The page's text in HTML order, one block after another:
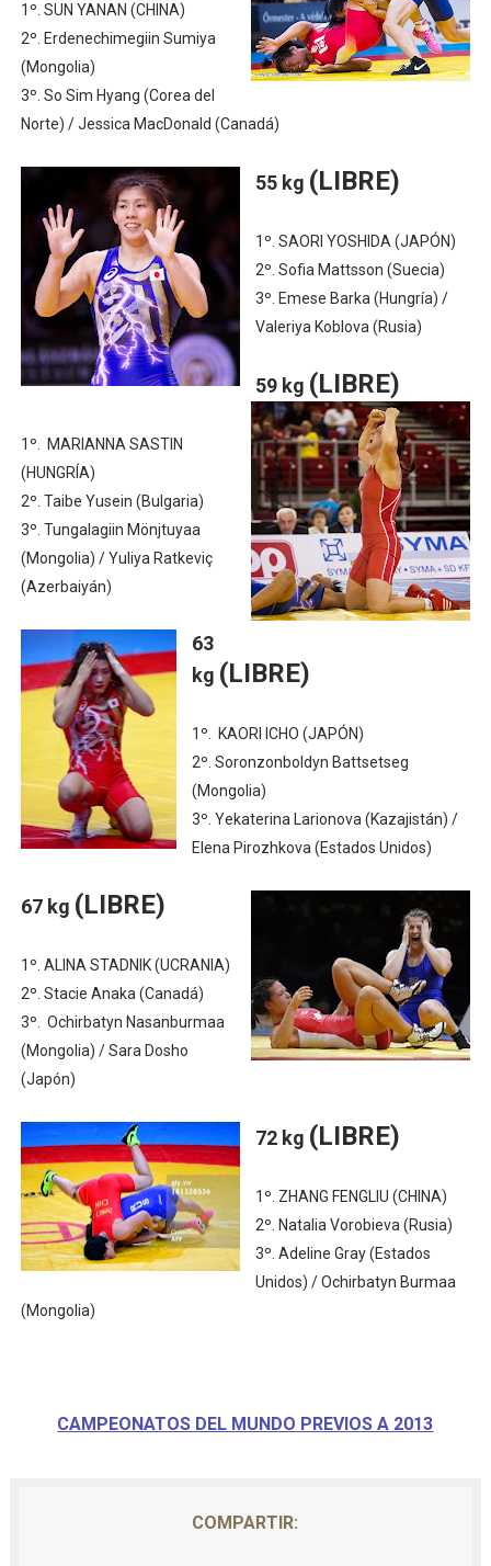
1º. SUN YANAN (CHINA)
2º. Erdenechimegiin Sumiya
(Mongolia)
3º. So Sim Hyang (Corea del
Norte) / Jessica MacDonald (Canadá)
55 kg (LIBRE)
1º. SAORI YOSHIDA (JAPÓN)
2º. Sofia Mattsson (Suecia)
3º. Emese Barka (Hungría) /
Valeriya Koblova (Rusia)
59 kg (LIBRE)
1º. MARIANNA SASTIN
(HUNGRÍA)
2º. Taibe Yusein (Bulgaria)
3º. Tungalagiin Mönjtuyaa
(Mongolia) / Yuliya Ratkeviç
(Azerbaiyán)
63
kg (LIBRE)
1º. KAORI ICHO (JAPÓN)
2º. Soronzonboldyn Battsetseg
(Mongolia)
3º. Yekaterina Larionova (Kazajistán) /
Elena Pirozhkova (Estados Unidos)
67 kg (LIBRE)
1º. ALINA STADNIK (UCRANIA)
2º. Stacie Anaka (Canadá)
3º. Ochirbatyn Nasanburmaa
(Mongolia) / Sara Dosho
(Japón)
72 kg (LIBRE)
1º. ZHANG FENGLIU (CHINA)
2º. Natalia Vorobieva (Rusia)
3º. Adeline Gray (Estados
Unidos) / Ochirbatyn Burmaa
(Mongolia)
CAMPEONATOS DEL MUNDO PREVIOS A 2013
COMPARTIR: